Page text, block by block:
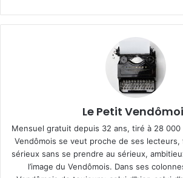
Le Petit
Mensuel gratuit depuis 32 ans, tiré à 28 000
Vendômois se veut proche de ses lecteurs,
sérieux sans se prendre au sérieux,
l’image du Vendômois. Dans ses